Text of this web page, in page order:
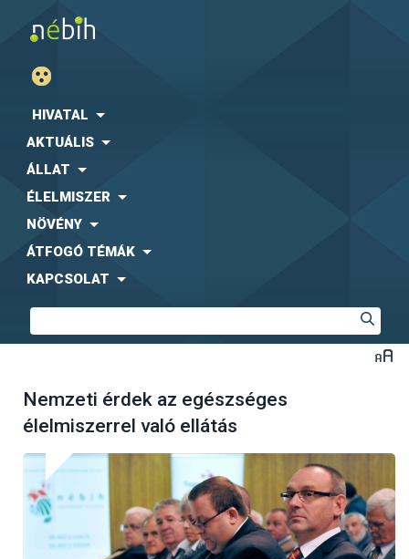
HIVATAL
AKTUÁLIS
ÁLLAT
ÉLELMISZER
NÖVÉNY
ÁTFOGÓ TÉMÁK
KAPCSOLAT
Nemzeti érdek az egészséges
élelmiszerrel való ellátás